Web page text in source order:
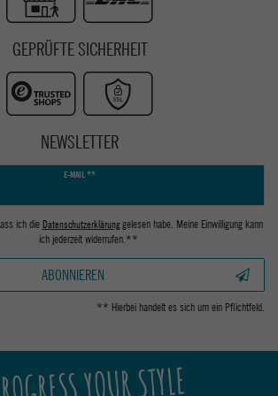
GEPRÜFTE SICHERHEIT
NEWSLETTER
E-MAIL **
ich die Daten­schutz­erklärunggelesen habe. Meine Einwilligung kann
ich jederzeit widerrufen.**
ABONNIEREN
** Hierbei handelt es sich um ein Pflichtfeld.